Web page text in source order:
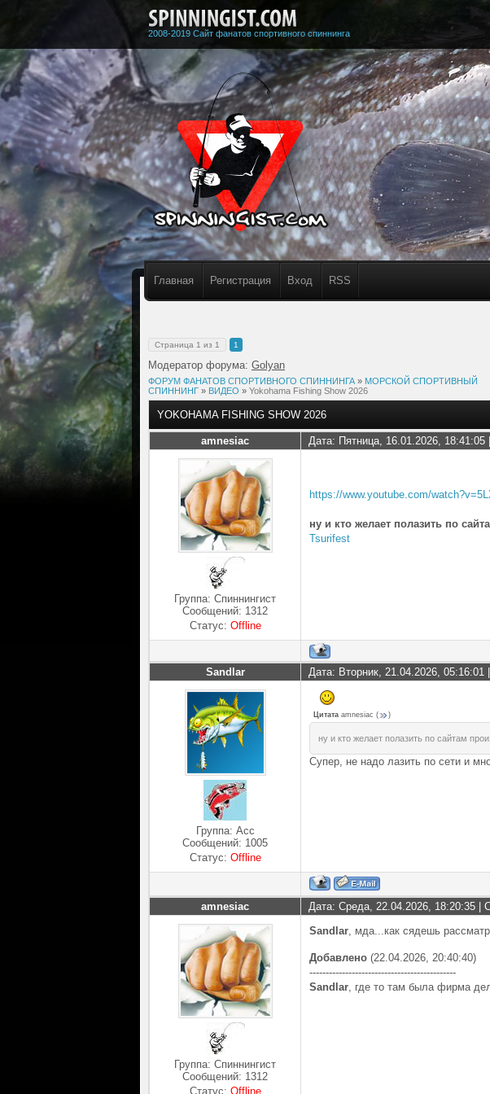
2008-2019 Сайт фанатов спортивного спиннинга
Главная Регистрация Вход RSS
Страница 1 из 1 1
Модератор форума: Golyan
ФОРУМ ФАНАТОВ СПОРТИВНОГО СПИННИНГА » МОРСКОЙ СПОРТИВНЫЙ
СПИННИНГ » ВИДЕО » Yokohama Fishing Show 2026
YOKOHAMA FISHING SHOW 2026
amnesiac Дата: Пятница, 16.01.2026,
Группа: Спиннингист
Сообщений: 1312
Статус: Offline
https://www.youtube.com/
ну и кто желает полазить по
Tsurifest
Sandlar Дата: Вторник, 21.04.2026,
Группа: Асс
Сообщений: 1005
Статус: Offline
Цитата amnesiac ( )
ну и кто желает полазить по сайтам
Супер, не надо лазить по сети и
amnesiac Дата: Среда, 22.04.2026, 18:20:35 |
Группа: Спиннингист
Сообщений: 1312
Статус: Offline
Sandlar, мда...как сядешь
Добавлено (22.04.2026, 20:40:40)
---------------------------------------------
Sandlar, где то там была фирма